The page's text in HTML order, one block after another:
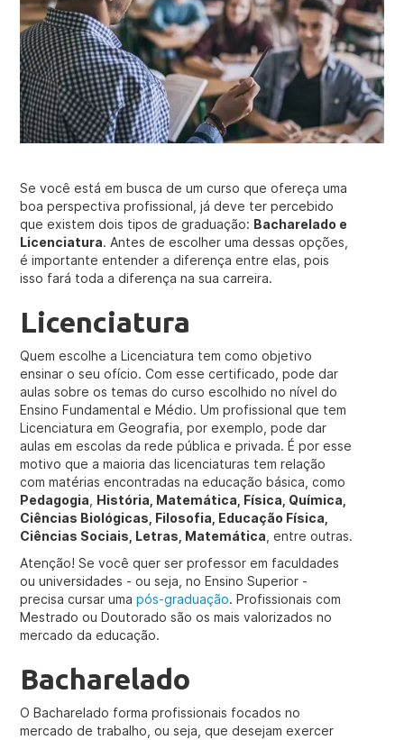
Se você está em busca de um curso que ofereça uma
boa perspectiva profissional, já deve ter percebido
que existem dois tipos de graduação: Bacharelado e
Licenciatura. Antes de escolher uma dessas opções,
é importante entender a diferença entre elas, pois
isso fará toda a diferença na sua carreira.
Licenciatura
Quem escolhe a Licenciatura tem como objetivo
ensinar o seu ofício. Com esse certificado, pode dar
aulas sobre os temas do curso escolhido no nível do
Ensino Fundamental e Médio. Um profissional que tem
Licenciatura em Geografia, por exemplo, pode dar
aulas em escolas da rede pública e privada. É por esse
motivo que a maioria das licenciaturas tem relação
com matérias encontradas na educação básica, como
Pedagogia História, Matemática, Física, Química,
Ciências Biológicas, Filosofia, Educação Física,
Ciências Sociais, Letras, Matemática , entre outras.
Atenção! Se você quer ser professor em faculdades
ou universidades - ou seja, no Ensino Superior -
precisa cursar umapós-graduação. Profissionais com
Mestrado ou Doutorado são os mais valorizados no
mercado da educação.
Bacharelado
O Bacharelado forma profissionais focados no
mercado de trabalho, ou seja, que desejam exercer